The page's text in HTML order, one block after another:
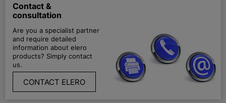
Contact &
consultation
Are you a specialist partner
and require detailed
information about elero
products? Simply contact
us.
CONTACT ELERO